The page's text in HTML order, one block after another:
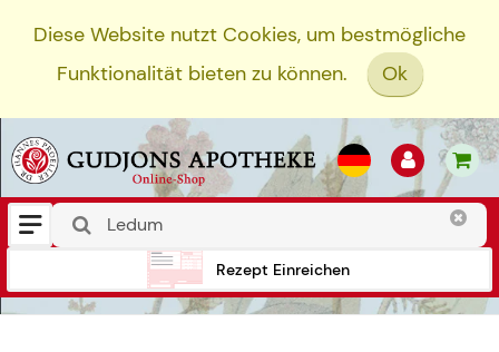
Diese Website nutzt Cookies, um bestmögliche
Funktionalität bieten zu können.
Ok
Rezept Einreichen